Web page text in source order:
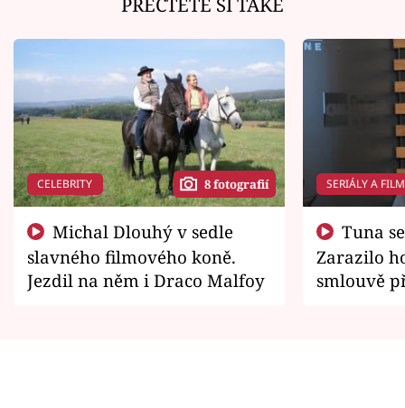
CELEBRITY 8 fotografií
slavného filmového koně.
Jezdil na něm i Draco Malfoy
SERIÁLY A
Zarazilo
smlouvě